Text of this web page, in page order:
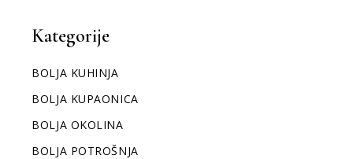
Kategorije
BOLJA KUHINJA
BOLJA KUPAONICA
BOLJA OKOLINA
BOLJA POTROŠNJA